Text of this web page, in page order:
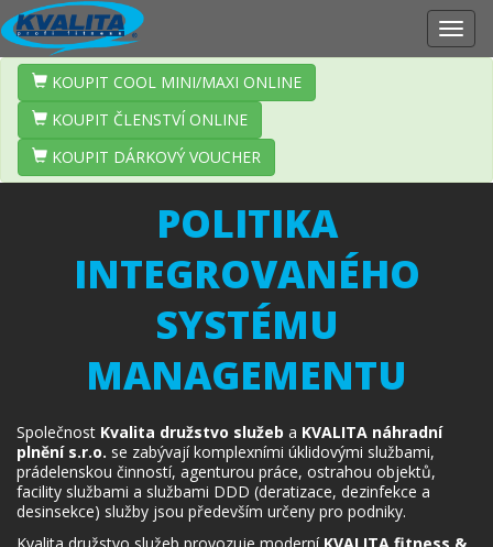
POLITIKA
INTEGROVANÉHO
SYSTÉMU
MANAGEMENTU
Společnost Kvalita družstvo služeb a KVALITA náhradní
plnění s.r.o. se zabývají komplexními úklidovými službami,
prádelenskou činností, agenturou práce, ostrahou objektů,
facility službami a službami DDD (deratizace, dezinfekce a
desinsekce) služby jsou především určeny pro podniky.
Kvalita družstvo služeb provozuje moderní KVALITA fitness &
KOUPIT COOL MINI/MAXI ONLINE
KOUPIT ČLENSTVÍ ONLINE
KOUPIT DÁRKOVÝ VOUCHER